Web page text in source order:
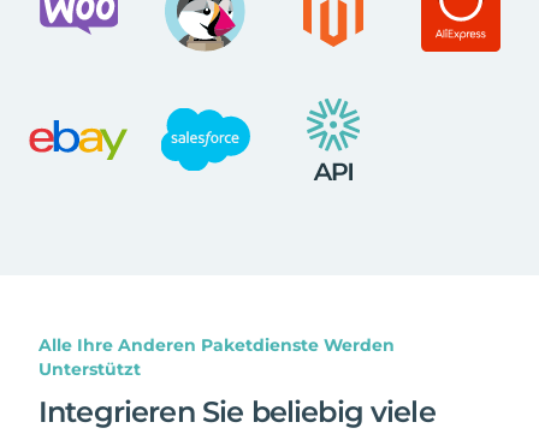
Alle Ihre Anderen Paketdienste Werden
Unterstützt
Integrieren Sie beliebig viele